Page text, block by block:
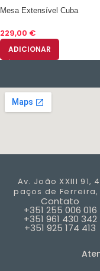
Mesa Extensível Cuba
229,00 €
ADICIONAR
Av. João XXIII 91,
paços de
Contato
+351 255 006 016
+351 961 430 342
+351 925 174 413